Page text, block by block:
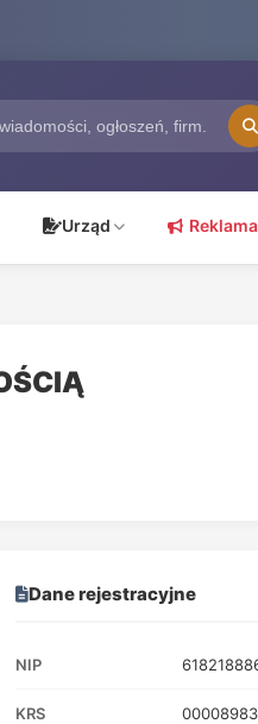
Urząd Reklama
Dane rejestracyjne
NIP
KRS